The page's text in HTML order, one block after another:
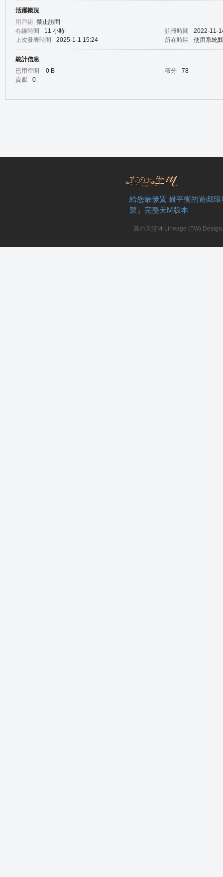
活躍概況
用戶組 禁止訪問
在線時間
11 小時 註冊時間
2022-11-
上次發表時間
2025-1-1 15:24 所在時區 使用系統
統計信息
已用空間
0 B 積分
78
貢獻
0
給您最優質 最平衡的遊戲
製』完整天M版本
真の天堂M-Lineage (TW)